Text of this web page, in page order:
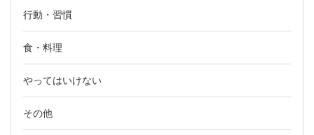
行動・習慣
食・料理
やってはいけない
その他